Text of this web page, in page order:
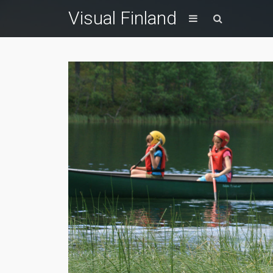
Visual Finland